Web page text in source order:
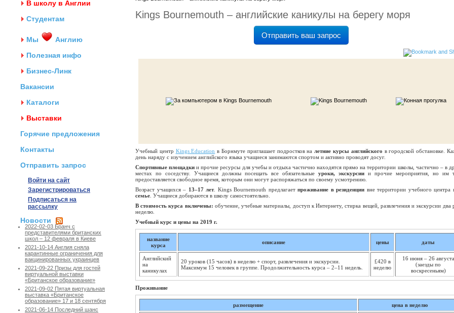
В школу в Англии
Студентам
Мы
Англию
Полезная инфо
Бизнес-Линк
Вакансии
Каталоги
Выставки
Горячие предложения
Контакты
Отправить запрос
Войти на сайт
Зарегистрироваться
Подписаться на
рассылку
Новости
2022-02-03 Бранч с
представителями британских
школ – 12 февраля в Киеве
2021-10-14 Англия сняла
карантинные ограничения для
вакцинированных украинцев
2021-09-22 Призы для гостей
виртуальной выставки
«Британское образование»
2021-09-02 Пятая виртуальная
выставка «Британское
образование» 17 и 18 сентября
2021-06-14 Последний шанс
Kings Bournemouth – английские каникулы на берегу моря
Отправить ваш запрос
Учебный центр Kings Education в Борнмуте приглашает подростков налетние курсы английского в городской обстановке.
день наряду с изучением английского языка учащиеся занимаются спортом и активно проводят досуг.
Спортивные площадки и прочие ресурсы для учебы и отдыха частично находятся прямо на территории школы, частично – в
местах по соседству. Учащиеся должны посещать все обязательные уроки, экскурсии и прочие мероприятия, но им
предоставляется свободное время, которым они могут распоряжаться по своему усмотрению.
Возраст учащихся – 13–17 лет. Kings Bournemouth предлагает проживание в резиденции вне территории учебного центра
семье . Учащиеся добираются в школу самостоятельно.
В стоимость курса включены: обучение, учебные материалы, доступ к Интернету, стирка вещей, развлечения и экскурсии два
неделю.
Учебный курс и цены на 2019 г.
название
курса
описание цены даты
Английский
на
каникулах
20 уроков (15 часов) в неделю + спорт, развлечения и экскурсии.
Максимум 15 человек в группе. Продолжи­тельность курса – 2–11 недель.
£420 в
неделю
16 июня – 26 августа
(заезды по
воскресеньям)
Проживание
размещение цена в неделю